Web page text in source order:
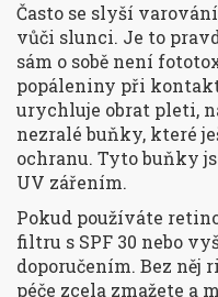
Často se slyší
vůči slunci. Je to
sám o sobě není
popáleniny při
urychluje obrat pleti,
nezralé buňky, které
ochranu. Tyto buňky
UV zářením.
Pokud používáte
filtru s SPF 30 nebo
doporučením. Bez něj
péče zcela zmažete a